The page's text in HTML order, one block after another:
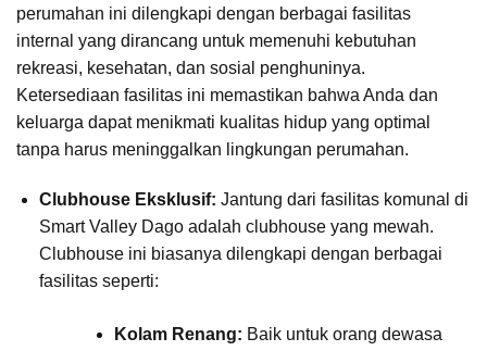
perumahan ini dilengkapi dengan berbagai fasilitas
internal yang dirancang untuk memenuhi kebutuhan
rekreasi, kesehatan, dan sosial penghuninya.
Ketersediaan fasilitas ini memastikan bahwa Anda dan
keluarga dapat menikmati kualitas hidup yang optimal
tanpa harus meninggalkan lingkungan perumahan.
Clubhouse Eksklusif: Jantung dari fasilitas komunal di
Smart Valley Dago adalah clubhouse yang mewah.
Clubhouse ini biasanya dilengkapi dengan berbagai
fasilitas seperti:
Kolam Renang: Baik untuk orang dewasa